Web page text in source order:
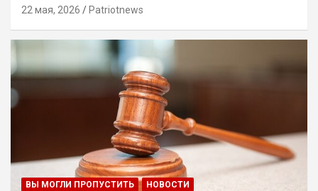
22 мая, 2026 Patriotnews
ВЫ МОГЛИ ПРОПУСТИТЬ
НОВОСТИ